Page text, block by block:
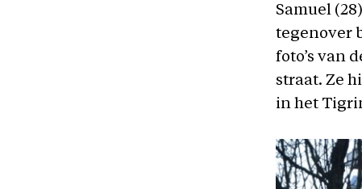
Samuel
tegenover
foto’s van
straat. Ze
in het